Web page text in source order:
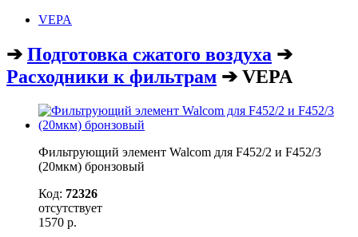
VEPA
➔ Подготовка сжатого воздуха ➔
Расходники к фильтрам ➔ VEPA
Фильтрующий элемент Walcom для F452/2 и F452/3
(20мкм) бронзовый
Код: 72326
отсутствует
1570 р.